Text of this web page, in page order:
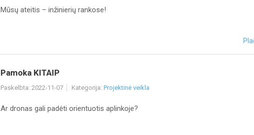
Mūsų ateitis – inžinierių rankose!
Pamoka KITAIP
Paskelbta: 2022-11-07 Kategorija: Projektinė veikla
Ar dronas gali padėti orientuotis aplinkoje?